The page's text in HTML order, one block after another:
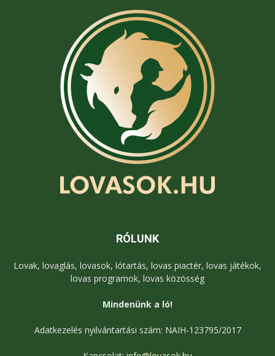
RÓLUNK
Lovak, lovaglás, lovasok, lótartás, lovas piactér, lovas játékok,
lovas programok, lovas közösség
Mindenünk a ló!
Adatkezelés nyilvántartási szám: NAIH-123795/2017